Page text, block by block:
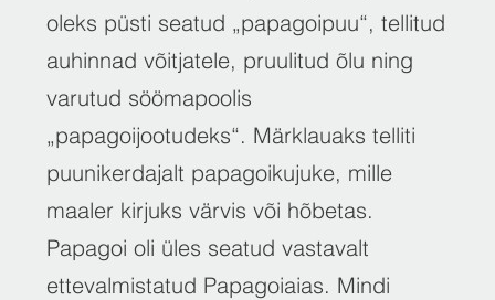
oleks püsti seatud „papagoipuu“, tellitud
auhinnad võitjatele, pruulitud õlu ning
varutud söömapoolis
„papagoijootudeks“. Märklauaks telliti
puunikerdajalt papagoikujuke, mille
maaler kirjuks värvis või hõbetas.
Papagoi oli üles seatud vastavalt
ettevalmistatud Papagoiaias. Mindi